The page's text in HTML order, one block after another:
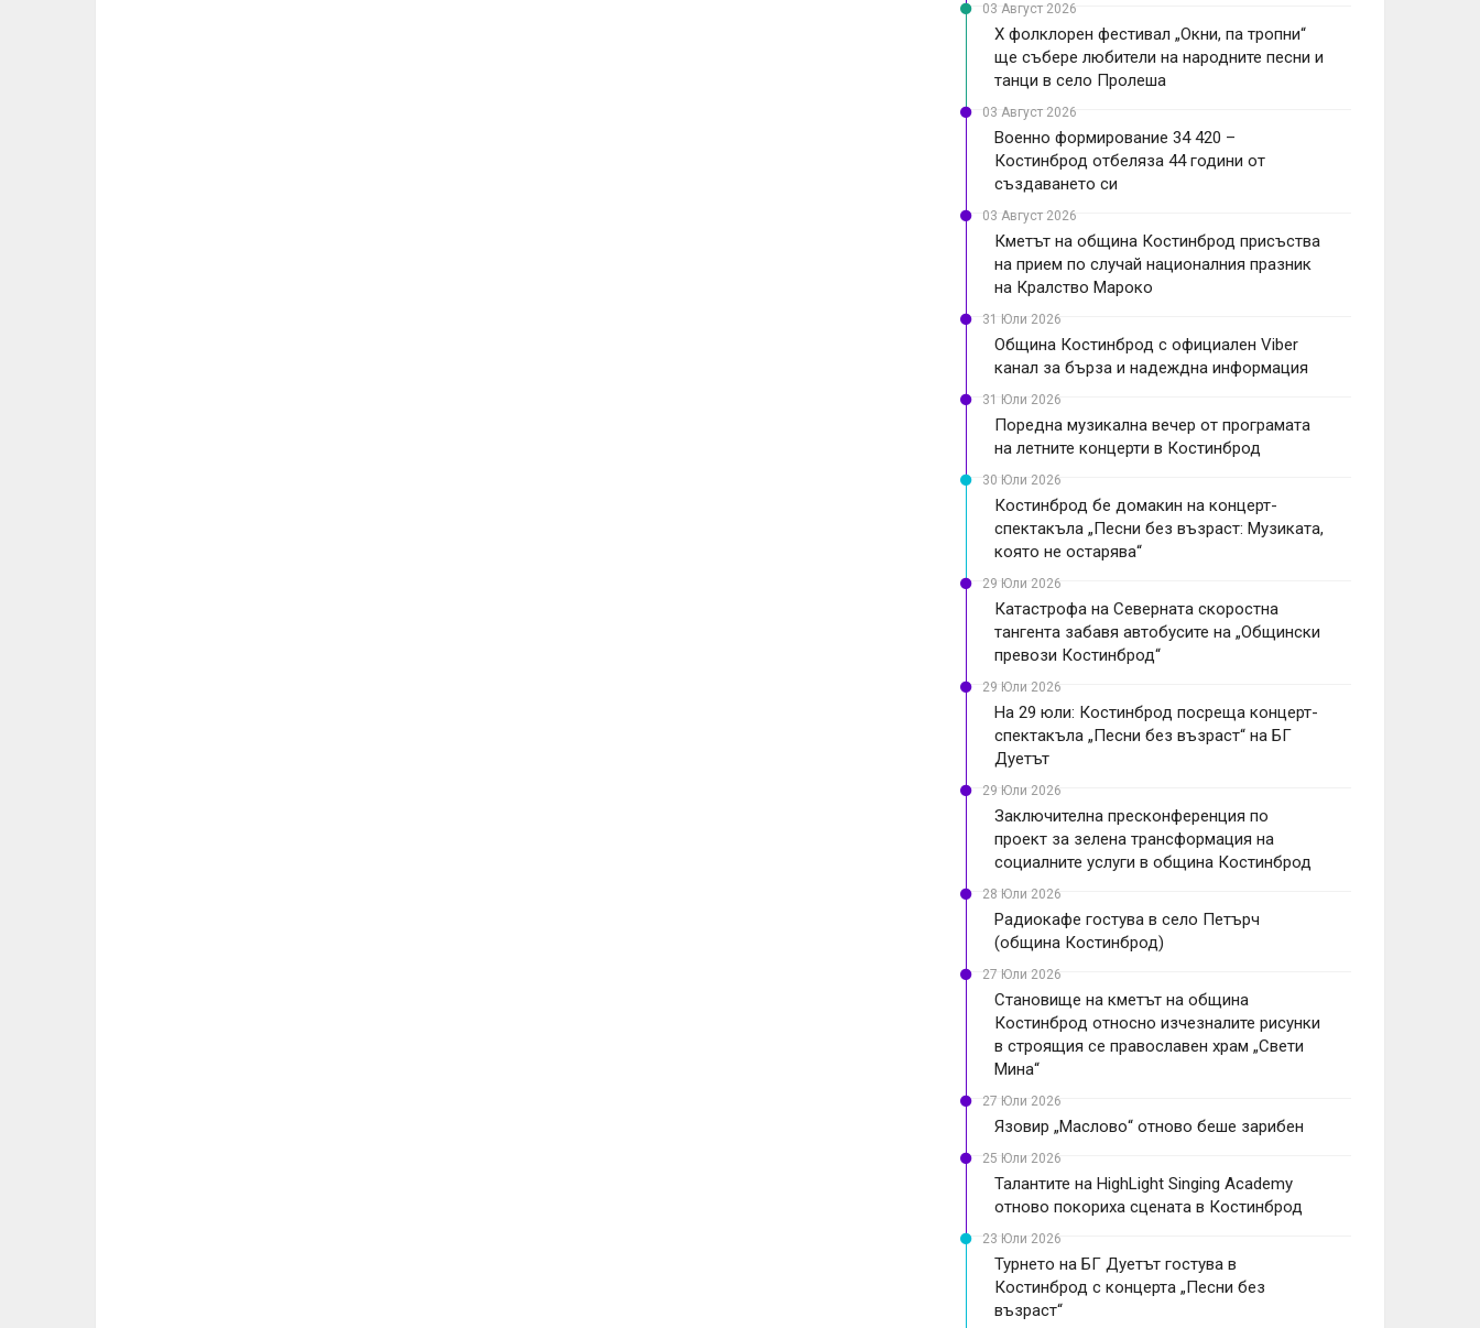
03 Август 2026
X фолклорен фестивал „Окни, па тропни“
ще събере любители на народните песни и
танци в село Пролеша
03 Август 2026
Военно формирование 34 420 –
Костинброд отбеляза 44 години от
създаването си
03 Август 2026
Кметът на община Костинброд присъства
на прием по случай националния празник
на Кралство Мароко
31 Юли 2026
Община Костинброд с официален Viber
канал за бърза и надеждна информация
31 Юли 2026
Поредна музикална вечер от програмата
на летните концерти в Костинброд
30 Юли 2026
Костинброд бе домакин на концерт-
спектакъла „Песни без възраст: Музиката,
която не остарява“
29 Юли 2026
Катастрофа на Северната скоростна
тангента забавя автобусите на „Общински
превози Костинброд“
29 Юли 2026
На 29 юли: Костинброд посреща концерт-
спектакъла „Песни без възраст“ на БГ
Дуетът
29 Юли 2026
Заключителна пресконференция по
проект за зелена трансформация на
социалните услуги в община Костинброд
28 Юли 2026
Радиокафе гостува в село Петърч
(община Костинброд)
27 Юли 2026
Становище на кметът на община
Костинброд относно изчезналите рисунки
в строящия се православен храм „Свети
Мина“
27 Юли 2026
Язовир „Маслово“ отново беше зарибен
25 Юли 2026
Талантите на HighLight Singing Academy
отново покориха сцената в Костинброд
23 Юли 2026
Турнето на БГ Дуетът гостува в
Костинброд с концерта „Песни без
възраст“